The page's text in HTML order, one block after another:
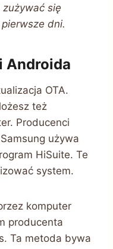
się
dni.
Androida
OTA.
też
Producenci
używa
HiSuite. Te
system.
komputer
producenta
Ta metoda bywa